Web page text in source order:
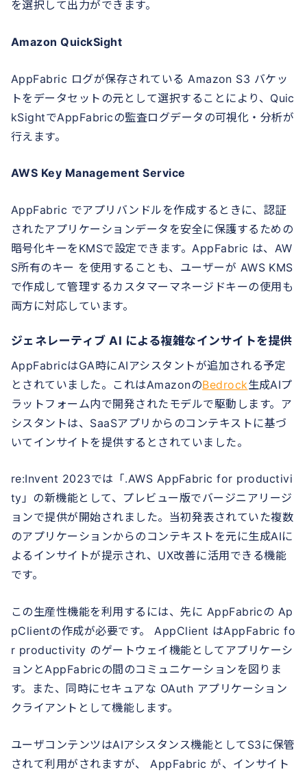
を選択して出力ができます。
Amazon QuickSight
AppFabric ログが保存されている Amazon S3 バケッ
トをデータセットの元として選択することにより、Quic
kSightでAppFabricの監査ログデータの可視化・分析が
行えます。
AWS Key Management Service
AppFabric でアプリバンドルを作成するときに、認証
されたアプリケーションデータを安全に保護するための
暗号化キーをKMSで設定できます。AppFabric は、AW
S所有のキー を使用することも、ユーザーが AWS KMS
で作成して管理するカスタマーマネージドキーの使用も
両方に対応しています。
ジェネレーティブ AI による複雑なインサイトを提供
AppFabricはGA時にAIアシスタントが追加される予定
とされていました。これはAmazonのBedrock生成AIプ
ラットフォーム内で開発されたモデルで駆動します。ア
シスタントは、SaaSアプリからのコンテキストに基づ
いてインサイトを提供するとされていました。
re:Invent 2023では「.AWS AppFabric for productivi
ty」の新機能として、プレビュー版でバージニアリージ
ョンで提供が開始されました。当初発表されていた複数
のアプリケーションからのコンテキストを元に⽣成AIに
よるインサイトが提⽰され、UX改善に活⽤できる機能
です。
この生産性機能を利用するには、先に AppFabricの Ap
pClientの作成が必要です。 AppClient はAppFabric fo
r productivity のゲートウェイ機能としてアプリケーシ
ョンとAppFabricの間のコミュニケーションを図りま
す。また、同時にセキュアな OAuth アプリケーション
クライアントとして機能します。
ユーザコンテンツはAIアシスタンス機能としてS3に保管
されて利用がされますが、 AppFabric が、インサイト